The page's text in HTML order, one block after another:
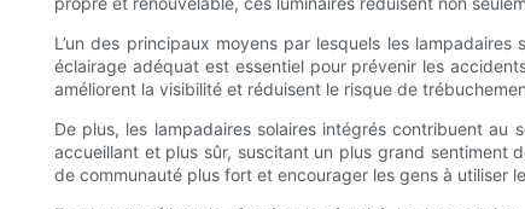
L’un des principaux moyens par lesquels les
éclairage adéquat est essentiel pour prévenir les
améliorent la visibilité et réduisent le risque de
De plus, les lampadaires solaires intégrés contribuent
accueillant et plus sûr, suscitant un plus grand sentiment
de communauté plus fort et encourager les gens à utiliser